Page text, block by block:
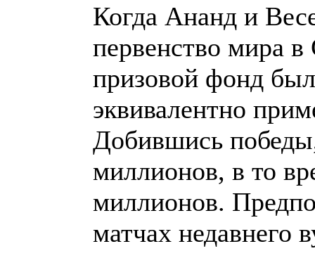
Когда Ананд и
первенство мира
призовой фонд
эквивалентно
Добившись
миллионов, в то
миллионов.
матчах недавнего